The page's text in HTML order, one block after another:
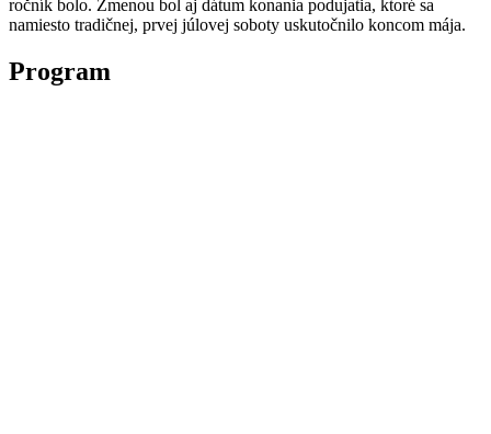
ročník bolo. Zmenou bol aj dátum konania podujatia, ktoré sa
namiesto tradičnej, prvej júlovej soboty uskutočnilo koncom mája.
Program